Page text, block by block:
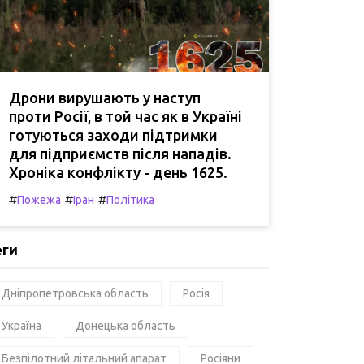
Дрони вирушають у наступ
проти Росії, в той час як в Україні
готуються заходи підтримки
для підприємств після нападів.
Хроніка конфлікту - день 1625.
#Пожежа #Іран #Політика
Дніпропетровська область Росія
Україна Донецька область
Безпілотний літальний апарат Росіяни